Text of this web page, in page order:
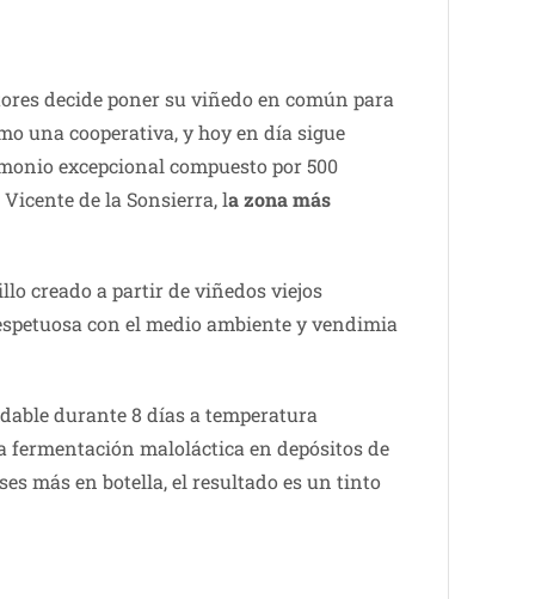
decide poner su viñedo en común para
una cooperativa, y hoy en día sigue
excepcional compuesto por 500
de la Sonsierra, la zona más
creado a partir de viñedos viejos
con el medio ambiente y vendimia
durante 8 días a temperatura
fermentación maloláctica en depósitos de
más en botella, el resultado es un tinto